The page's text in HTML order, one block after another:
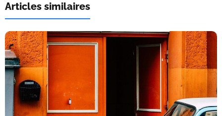
Articles similaires